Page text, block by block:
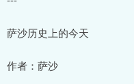
萨沙历史上的今天
作者：萨沙